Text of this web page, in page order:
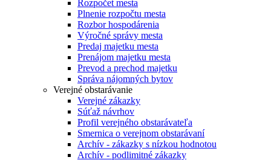
Rozpočet mesta
Plnenie rozpočtu mesta
Rozbor hospodárenia
Výročné správy mesta
Predaj majetku mesta
Prenájom majetku mesta
Prevod a prechod majetku
Správa nájomných bytov
Verejné obstarávanie
Verejné zákazky
Súťaž návrhov
Profil verejného obstarávateľa
Smernica o verejnom obstarávaní
Archív - zákazky s nízkou hodnotou
Archív - podlimitné zákazky